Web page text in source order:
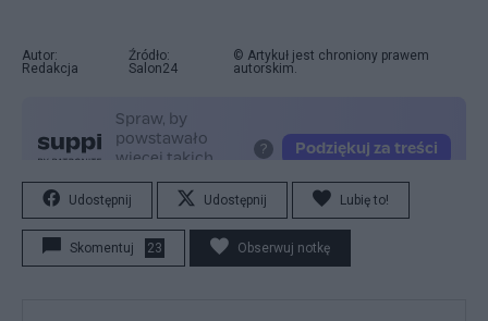
Autor:
Redakcja
Źródło:
Salon24
© Artykuł jest chroniony prawem
autorskim.
Udostępnij Udostępnij Lubię to!
Skomentuj 23 Obserwuj notkę